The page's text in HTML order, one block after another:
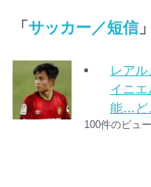
「サッカー／短信
レア
イニ
能…ど
100件のビュー